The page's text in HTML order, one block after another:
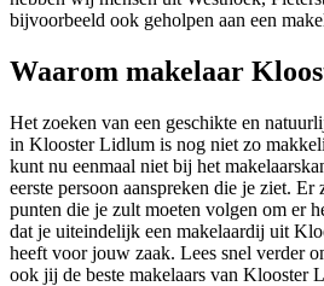
bijvoorbeeld ook geholpen aan een
Waarom makelaar
Het zoeken van een geschikte en
in Klooster Lidlum is nog niet zo
kunt nu eenmaal niet bij het
eerste persoon aanspreken die je ziet.
punten die je zult moeten volgen om er
dat je uiteindelijk een makelaardij uit
heeft voor jouw zaak. Lees snel verder
ook jij de beste makelaars van Klooster